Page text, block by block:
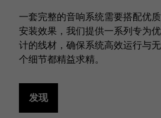
一套完整的音响系统需要搭配优
安装效果，我们提供一系列专为
计的线材，确保系统高效运行与
个细节都精益求精。
发现